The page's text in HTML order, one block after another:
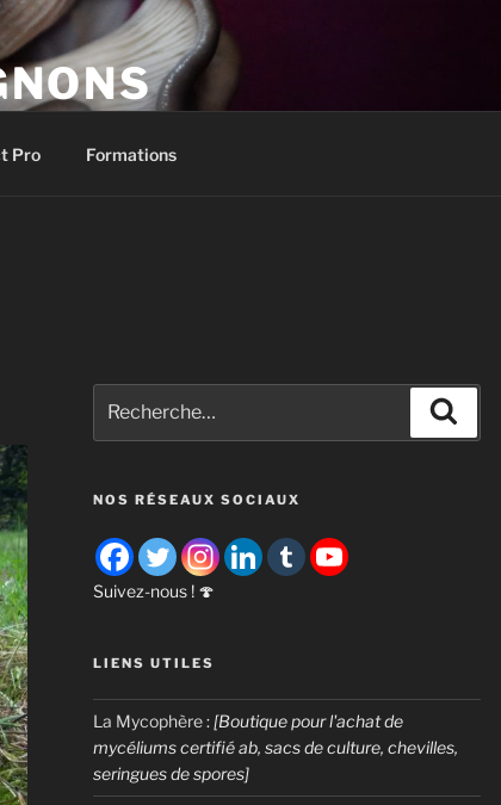
Pro Formations
pour
:
NOS RÉSEAUX SOCIAUX
Suivez-nous ! 🍄
LIENS UTILES
La Mycophère : [Boutique pour l'achat de
mycéliums certifié ab, sacs de culture, chevilles,
seringues de spores]